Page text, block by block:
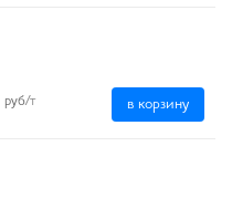
руб/т в корзину